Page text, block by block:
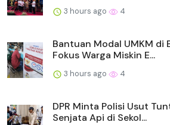
3 hours ago 4
Bantuan Modal UMKM di
Fokus Warga Miskin E...
3 hours ago 4
DPR Minta Polisi Usut
Senjata Api di Sekol...